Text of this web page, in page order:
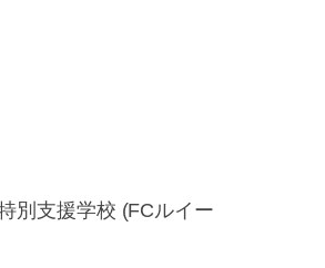
別支援学校 (FCルイー